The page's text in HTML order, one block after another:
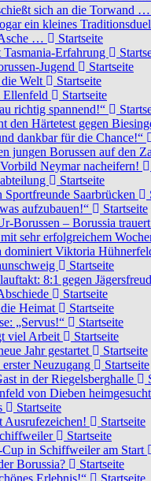
sich an die Torwand …
ein kleines
…
Startseite
Erfahrung
Jugend
Startseite
Welt
Startseite
Ellenfeld
Startseite
richtig spannend!“
den Härtetest gegen
dankbar für die Chance!“
jungen Borussen auf den
Neymar nacheifern!
Startseite
Sportfreunde Saarbrücken
aufzubauen!“
Startseite
Borussen – Borussia
sehr erfolgreichem
dominiert Viktoria
Startseite
8:1 gegen
Startseite
Heimat
Startseite
„Servus!“
Startseite
viel Arbeit
Startseite
Jahr gestartet
Startseite
Neuzugang
Startseite
in der Riegelsberghalle
von Dieben heimgesucht
Startseite
Ausrufezeichen!
Startseite
Startseite
in Schiffweiler am Start
Borussia?
Startseite
Erlebnis!“ Startseite